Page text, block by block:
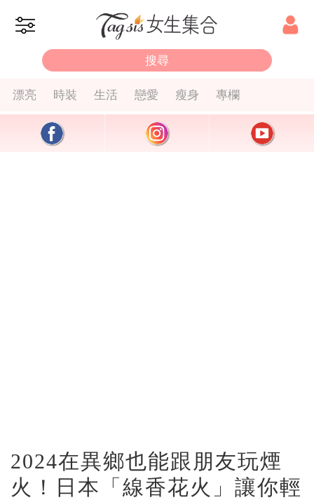
漂亮 時裝 生活 戀愛 瘦身 專欄
2024在異鄉也能跟朋友玩煙
火！日本「線香花火」讓你輕